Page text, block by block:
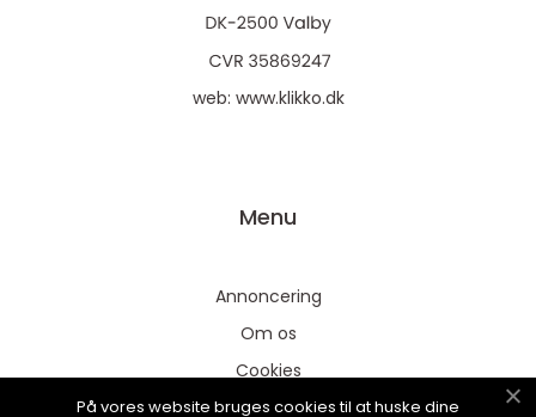
web: www.klikko.dk
Menu
Annoncering
Om os
Cookies
Kontakt os
På vores website bruges cookies til at huske dine